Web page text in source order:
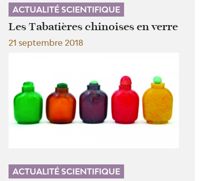
ACTUALITÉ SCIENTIFIQUE
Les Tabatières chinoises en verre
21 septembre 2018
ACTUALITÉ SCIENTIFIQUE